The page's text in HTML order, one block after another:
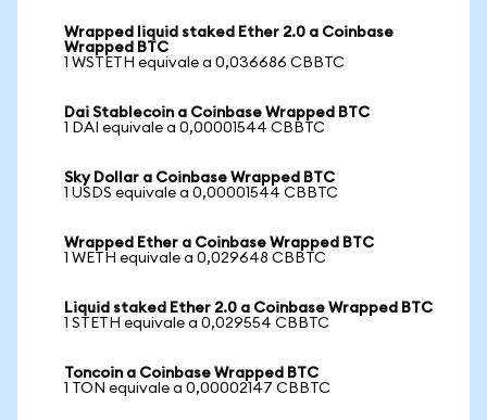
Wrapped liquid staked Ether 2.0 a Coinbase
Wrapped BTC
1 WSTETH equivale a 0,036686 CBBTC
Dai Stablecoin a Coinbase Wrapped BTC
1 DAI equivale a 0,00001544 CBBTC
Sky Dollar a Coinbase Wrapped BTC
1 USDS equivale a 0,00001544 CBBTC
Wrapped Ether a Coinbase Wrapped BTC
1 WETH equivale a 0,029648 CBBTC
Liquid staked Ether 2.0 a Coinbase Wrapped BTC
1 STETH equivale a 0,029554 CBBTC
Toncoin a Coinbase Wrapped BTC
1 TON equivale a 0,00002147 CBBTC